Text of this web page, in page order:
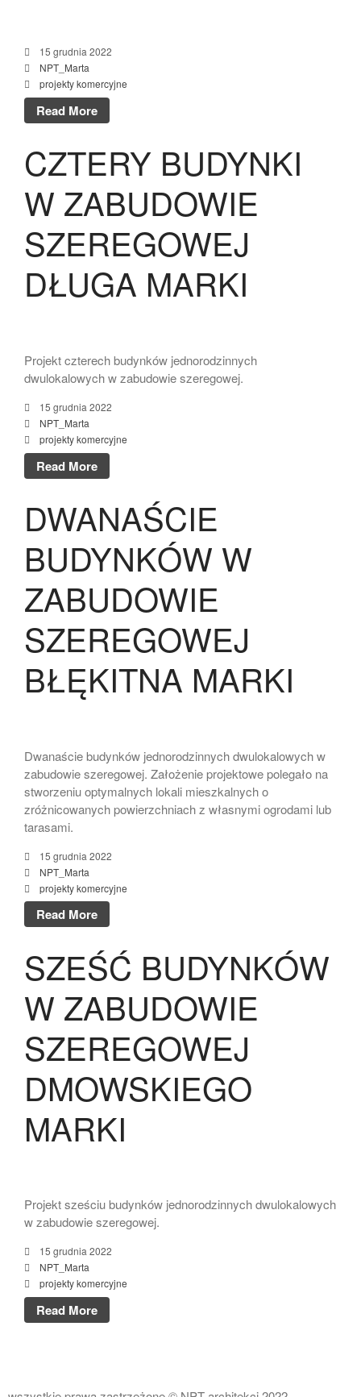
15 grudnia 2022
NPT_Marta
projekty komercyjne
Read More
CZTERY BUDYNKI
W ZABUDOWIE
SZEREGOWEJ
DŁUGA MARKI
Projekt czterech budynków jednorodzinnych
dwulokalowych w zabudowie szeregowej.
15 grudnia 2022
NPT_Marta
projekty komercyjne
Read More
DWANAŚCIE
BUDYNKÓW W
ZABUDOWIE
SZEREGOWEJ
BŁĘKITNA MARKI
Dwanaście budynków jednorodzinnych dwulokalowych w
zabudowie szeregowej. Założenie projektowe polegało na
stworzeniu optymalnych lokali mieszkalnych o
zróżnicowanych powierzchniach z własnymi ogrodami lub
tarasami.
15 grudnia 2022
NPT_Marta
projekty komercyjne
Read More
SZEŚĆ BUDYNKÓW
W ZABUDOWIE
SZEREGOWEJ
DMOWSKIEGO
MARKI
Projekt sześciu budynków jednorodzinnych dwulokalowych
w zabudowie szeregowej.
15 grudnia 2022
NPT_Marta
projekty komercyjne
Read More